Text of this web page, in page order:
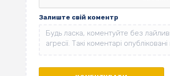
Залиште свій коментр